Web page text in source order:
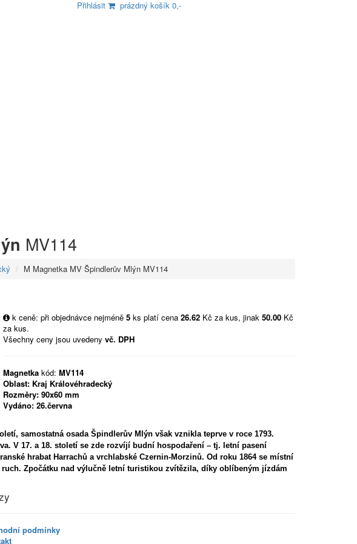
Přihlásit prázdný košík 0,-
MV114
M Magnetka MV Špindlerův Mlýn MV114
k ceně: při objednávce nejméně5 ks platí cena26.62 Kč za kus, jinak50.00 Kč
za kus.
Všechny ceny jsou uvedenyvč. DPH
Magnetkakód:MV114
Oblast: Kraj Královéhradecký
Rozměry:90x60 mm
Vydáno:26.června
samostatná osada Špindlerův Mlýn však vznikla teprve v roce 1793.
V 17. a 18. století se zde rozvíjí budní hospodaření – tj. letní pasení
hrabat Harrachů a vrchlabské Czernin-Morzinů. Od roku 1864 se místní
Zpočátku nad výlučně letní turistikou zvítězila, díky oblíbeným jízdám
podmínky